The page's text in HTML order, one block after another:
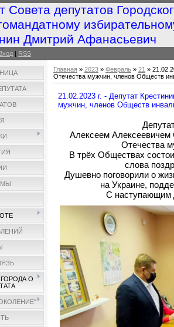
Совета депутатов
Дмитрий Афанасьевич
| RSS
О
Главная » 2023 » Февраль » 21 »
Отечества мужчин, членов Обществ
21.02.2023 г. - Депутат
мужчин, членов Обществ
Алексеем
Отечества
В трёх Обществах
слова
Душевно поговорили о
на Украине,
С наступающим